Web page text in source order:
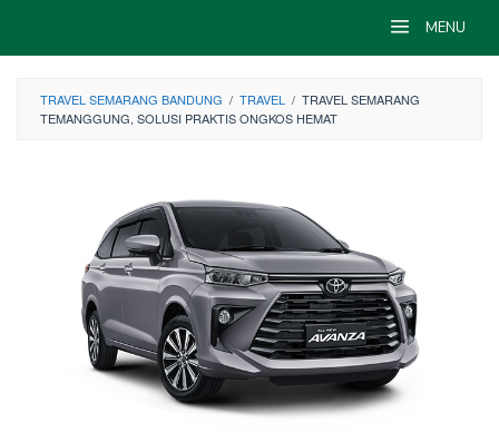
content
MENU
TRAVEL SEMARANG BANDUNG / TRAVEL / TRAVEL SEMARANG
TEMANGGUNG, SOLUSI PRAKTIS ONGKOS HEMAT